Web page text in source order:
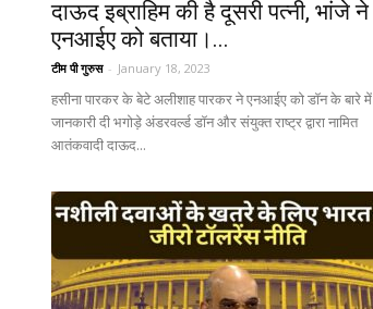
दाऊद इब्राहिम की है दूसरी पत्नी, भांजे ने
एनआईए को बताया।...
टीम पी गुरुस - January 18, 2023
हसीना पारकर के बेटे अलीशाह पारकर ने एनआईए को डॉन के बारे में
जानकारी दी भगोड़े अंडरवर्ल्ड डॉन और संयुक्त राष्ट्र द्वारा नामित
आतंकवादी दाऊद...